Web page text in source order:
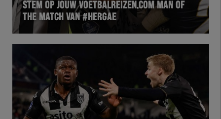
STEM OP JOUW VOETBALREIZEN.COM MAN OF
THE MATCH VAN #HERGAE